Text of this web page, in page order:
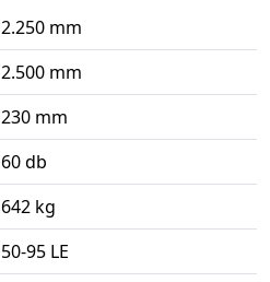
2.250 mm
2.500 mm
230 mm
60 db
642 kg
50-95 LE